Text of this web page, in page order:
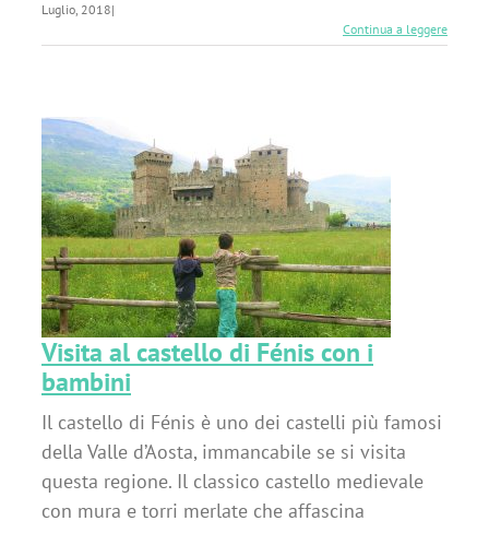
Luglio, 2018|
Continua a leggere
Visita al castello di Fénis con i
bambini
Il castello di Fénis è uno dei castelli più famosi
della Valle d’Aosta, immancabile se si visita
questa regione. Il classico castello medievale
con mura e torri merlate che affascina